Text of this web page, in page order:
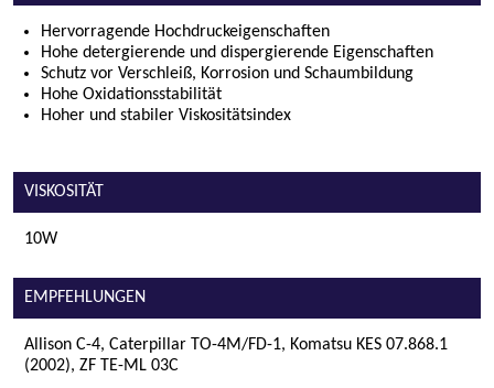
Hervorragende Hochdruckeigenschaften
Hohe detergierende und dispergierende Eigenschaften
Schutz vor Verschleiß, Korrosion und Schaumbildung
Hohe Oxidationsstabilität
Hoher und stabiler Viskositätsindex
VISKOSITÄT
10W
EMPFEHLUNGEN
Allison C-4, Caterpillar TO-4M/FD-1, Komatsu KES 07.868.1
(2002), ZF TE-ML 03C